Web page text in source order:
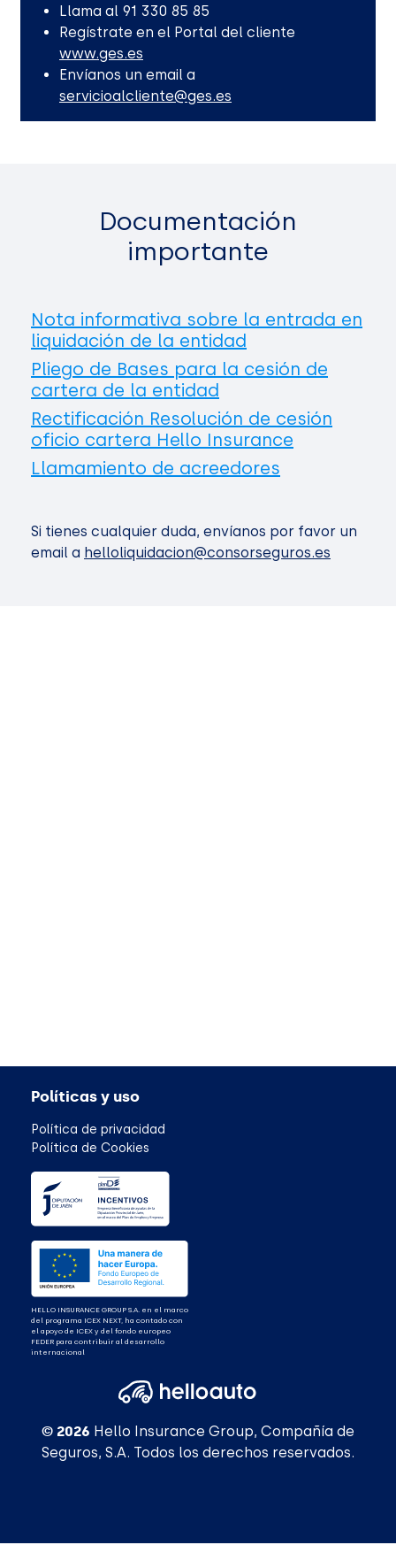
Llama al 91 330 85 85
Regístrate en el Portal del cliente
www.ges.es
Envíanos un email a
servicioalcliente@ges.es
Documentación
importante
Nota informativa sobre la entrada en
liquidación de la entidad
Pliego de Bases para la cesión de
cartera de la entidad
Rectificación Resolución de cesión
oficio cartera Hello Insurance
Llamamiento de acreedores
Si tienes cualquier duda, envíanos por favor un
email a helloliquidacion@consorseguros.es
HELLO INSURANCE GROUP S.A. en el marco
del programa ICEX NEXT, ha contado con
el apoyo de ICEX y del fondo europeo
FEDER para contribuir al desarrollo
internacional
Políticas y uso
Política de privacidad
Política de Cookies
© 2026 Hello Insurance Group, Compañía de
Seguros, S.A. Todos los derechos reservados.